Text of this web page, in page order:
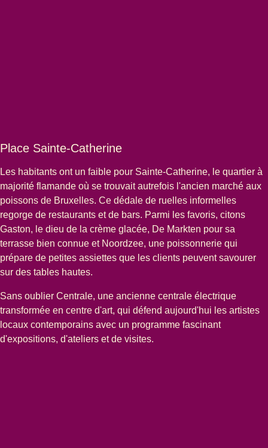
Place Sainte-Catherine
Les habitants ont un faible pour Sainte-Catherine, le quartier à
majorité flamande où se trouvait autrefois l'ancien marché aux
poissons de Bruxelles. Ce dédale de ruelles informelles
regorge de restaurants et de bars. Parmi les favoris, citons
Gaston, le dieu de la crème glacée, De Markten pour sa
terrasse bien connue et Noordzee, une poissonnerie qui
prépare de petites assiettes que les clients peuvent savourer
sur des tables hautes.
Sans oublier Centrale, une ancienne centrale électrique
transformée en centre d'art, qui défend aujourd'hui les artistes
locaux contemporains avec un programme fascinant
d'expositions, d'ateliers et de visites.